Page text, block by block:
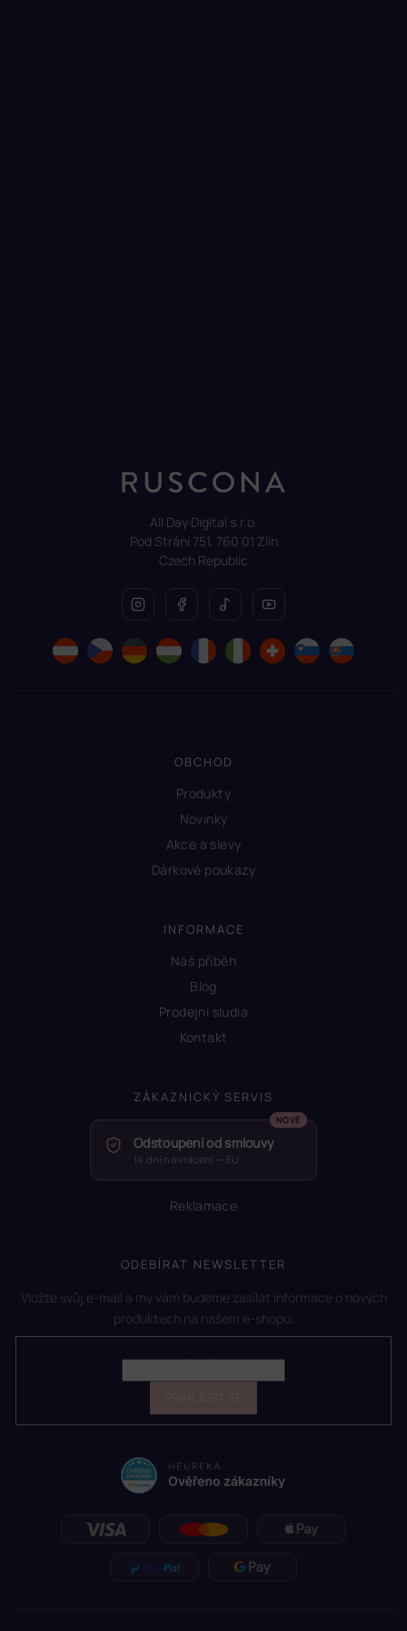
All Day Digital s.r.o.
Pod Strání 751, 760 01 Zlín
Czech Republic
OBCHOD
Produkty
Novinky
Akce a slevy
Dárkové poukazy
INFORMACE
Náš příběh
Blog
Prodejní sludia
Kontakt
ZÁKAZNICKÝ SERVIS
Odstoupení od smlouvy
14 dní na vrácení — EU
Reklamace
ODEBÍRAT NEWSLETTER
Vložte svůj e-mail a my vám budeme zasílat informace o nových
produktech na našem e-shopu.